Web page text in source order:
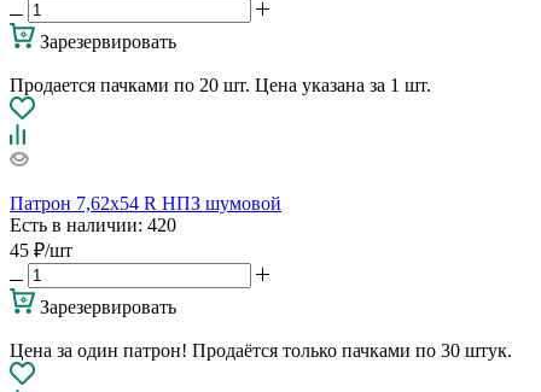
Зарезервировать
Продается пачками по 20 шт. Цена указана за 1 шт.
Патрон 7,62х54 R НПЗ шумовой
Есть в наличии: 420
45 ₽/шт
Зарезервировать
Цена за один патрон! Продаётся только пачками по 30 штук.